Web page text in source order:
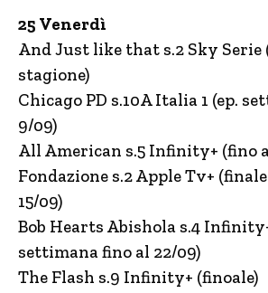
25 Venerdì
And Just like that s.2 Sky Serie
stagione)
Chicago PD s.10A Italia 1 (ep.
9/09)
All American s.5 Infinity+ (fino
Fondazione s.2 Apple Tv+
15/09)
Bob Hearts Abishola s.4
settimana fino al 22/09)
The Flash s.9 Infinity+ (finoale)